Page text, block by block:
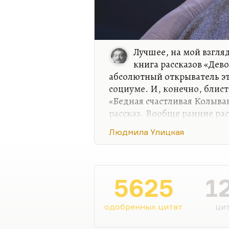
Лучшее, на мой
книга рассказов
абсолютный открыватель
социуме. И, конечно,
«Бедная счастливая
рассказ. Вообще ранние
отталкивающие, они с
«Зелёный шатёр»,—
друга эти темы, дважды
изображается глазами
Людмила Улицкая
5625
одобренных цитат